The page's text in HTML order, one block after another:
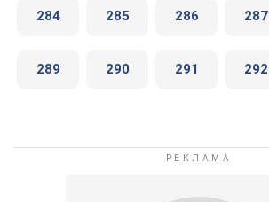
284 285 286 287
289 290 291 292